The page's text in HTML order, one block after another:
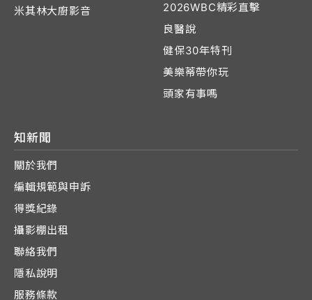
米其林大廚影音
2026WBC精彩直擊
良醫說
健保30年特刊
美樂蒂帶你玩
頭家有事嗎
知新聞
關於我們
編輯規範與申訴
得獎紀錄
攝影棚出租
聯絡我們
隱私說明
服務條款